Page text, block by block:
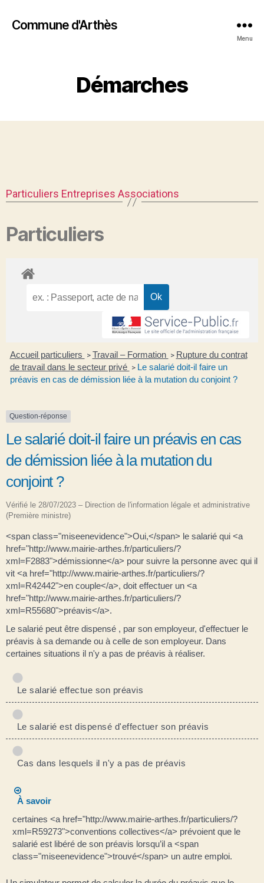
Commune d'Arthès
Menu
Démarches
Particuliers Entreprises Associations
Particuliers
Accueil particuliers > Travail – Formation > Rupture du contrat
de travail dans le secteur privé > Le salarié doit-il faire un
préavis en cas de démission liée à la mutation du conjoint ?
Question-réponse
Le salarié doit-il faire un préavis en cas
de démission liée à la mutation du
conjoint ?
Vérifié le 28/07/2023 – Direction de l'information légale et administrative
(Première ministre)
<span class="miseenevidence">Oui,</span> le salarié qui <a
href="http://www.mairie-arthes.fr/particuliers/?
xml=F2883">démissionne</a> pour suivre la personne avec qui il
vit <a href="http://www.mairie-arthes.fr/particuliers/?
xml=R42442">en couple</a>, doit effectuer un <a
href="http://www.mairie-arthes.fr/particuliers/?
xml=R55680">préavis</a>.
Le salarié peut être dispensé , par son employeur, d'effectuer le
préavis à sa demande ou à celle de son employeur. Dans
certaines situations il n'y a pas de préavis à réaliser.
Le salarié effectue son préavis
Le salarié est dispensé d'effectuer son préavis
Cas dans lesquels il n'y a pas de préavis
À savoir
certaines <a href="http://www.mairie-arthes.fr/particuliers/?
xml=R59273">conventions collectives</a> prévoient que le
salarié est libéré de son préavis lorsqu’il a <span
class="miseenevidence">trouvé</span> un autre emploi.